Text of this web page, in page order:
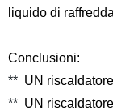
liquido di
Conclusioni:
** UN
** UN